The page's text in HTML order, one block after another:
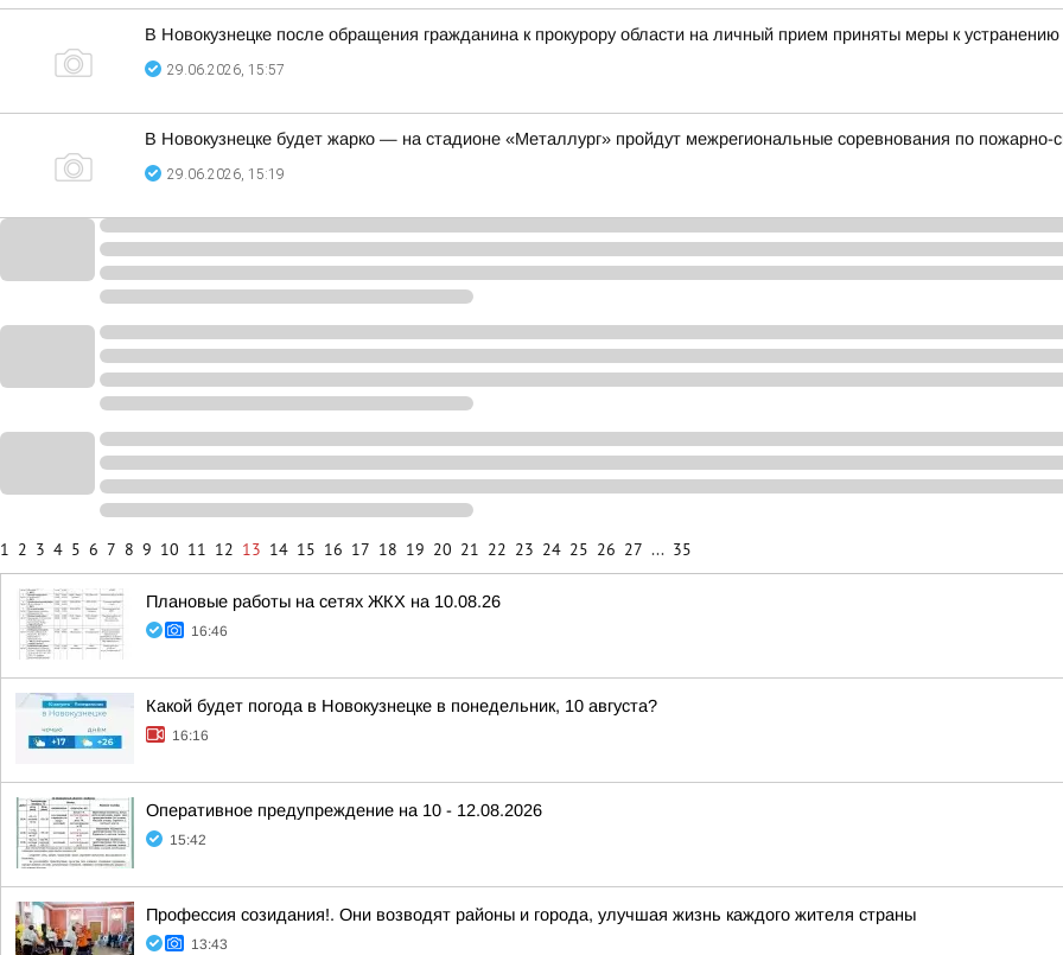
В Новокузнецке после обращения гражданина к прокурору области на личный прием приняты меры к
29.06.2026, 15:57
В Новокузнецке будет жарко — на стадионе «Металлург» пройдут межрегиональные соревнования по пожарно-
29.06.2026, 15:19
1 2 3 4 5 6 7 8 9 10 11 12 13 14 15 16 17 18 19 20 21 22 23 24 25 26 27 ... 35
Плановые работы на сетях ЖКХ на 10.08.26
16:46
Какой будет погода в Новокузнецке в понедельник, 10 августа?
16:16
Оперативное предупреждение на 10 - 12.08.2026
15:42
Профессия созидания!. Они возводят районы и города, улучшая жизнь каждого жителя страны
13:43